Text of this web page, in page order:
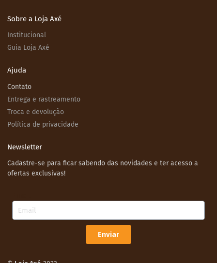
Sobre a Loja Axé
Institucional
Guia Loja Axé
Ajuda
Contato
Entrega e rastreamento
Troca e devolução
Política de privacidade
Newsletter
Cadastre-se para ficar sabendo das novidades e ter acesso a
ofertas exclusivas!
Enviar